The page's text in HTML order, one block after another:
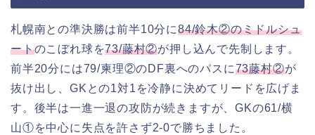
札幌南との準決勝は前半10分に84/鈴木②のミドルシュ
ートのこぼれ球を73/藤村②が押し込んで先制します。
前半20分には79/柬理②のDF裏へのパスに73藤村②が
抜け出し、GKとの1対1を冷静に決めてリードを広げま
す。後半は一進一退の攻防が続きますが、GKの61/横
山①を中心に失点を許さず2-0で勝ちました。